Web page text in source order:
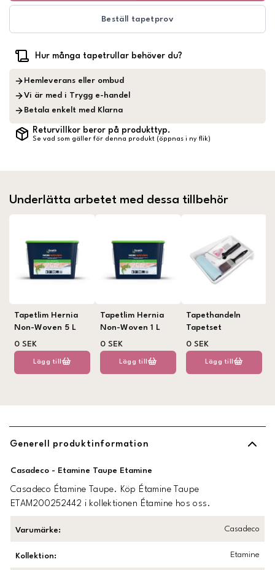
Beställ tapetprov
Hur många tapetrullar behöver du?
Hemleverans eller ombud
Vi är med i Trygg e-handel
Betala enkelt med Klarna
Returvillkor beror på produkttyp.
Se vad som gäller för denna produkt (öppnas i ny flik)
Underlätta arbetet med dessa tillbehör
Tapetlim Hernia
Non-Woven 5 L
0 SEK
Lägg till
Tapetlim Hernia
Non-Woven 1 L
0 SEK
Lägg till
Tapethandeln
Tapetset
0 SEK
Lägg till
Generell produktinformation
Casadeco - Etamine Taupe Etamine
Casadeco Étamine Taupe. Köp Étamine Taupe
ETAM200252442 i kollektionen Étamine hos oss.
Varumärke: Casadeco
Kollektion: Etamine